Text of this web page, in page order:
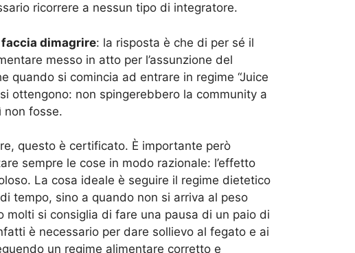
ricorrere a nessun tipo di integratore.
dimagrire: la risposta è che di per sé il
messo in atto per l’assunzione del
quando si comincia ad entrare in regime “Juice
ottengono: non spingerebbero la community a
non fosse.
questo è certificato. È importante però
sempre le cose in modo razionale: l’effetto
La cosa ideale è seguire il regime dietetico
tempo, sino a quando non si arriva al peso
si consiglia di fare una pausa di un paio di
è necessario per dare sollievo al fegato e ai
un regime alimentare corretto e